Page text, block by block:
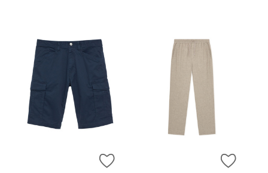
ZUR WUNSCHLISTE HINZUFÜGEN
ZUR